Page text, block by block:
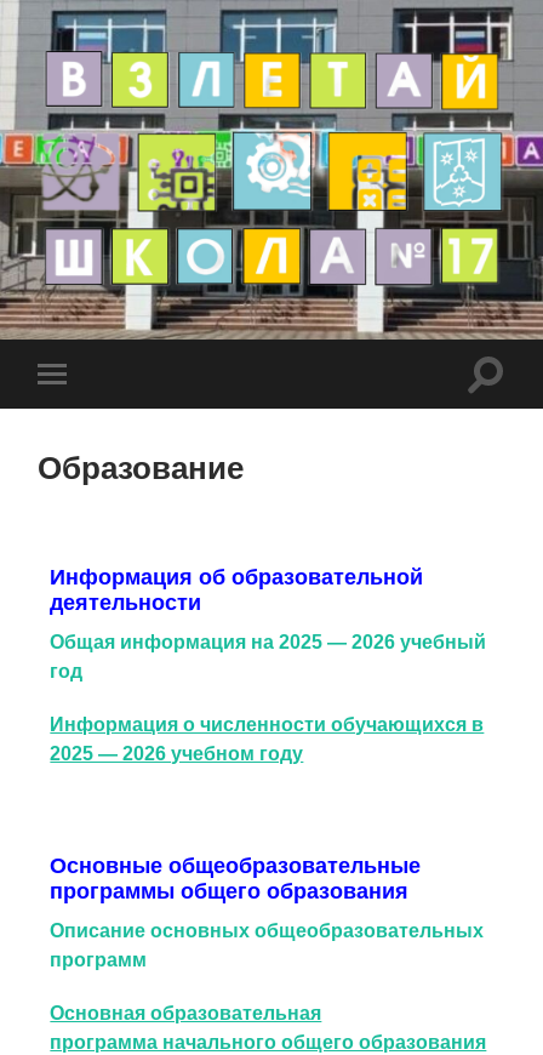
Образование
Информация об образовательной
деятельности
Общая информация на 2025 — 2026 учебный
год
Информация о численности обучающихся в
2025 — 2026 учебном году
Основные общеобразовательные
программы общего образования
Описание основных общеобразовательных
программ
Основная образовательная
программа начального общего образования